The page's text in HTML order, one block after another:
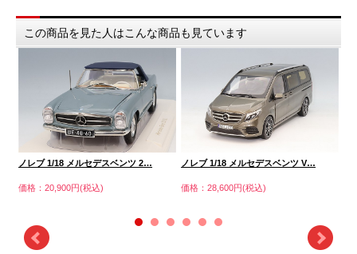
この商品を見た人はこんな商品も見ています
ノレブ 1/18 メルセデスベンツ 2…
価格：20,900円(税込)
ノレブ 1/18 メルセデスベンツ V…
価格：28,600円(税込)